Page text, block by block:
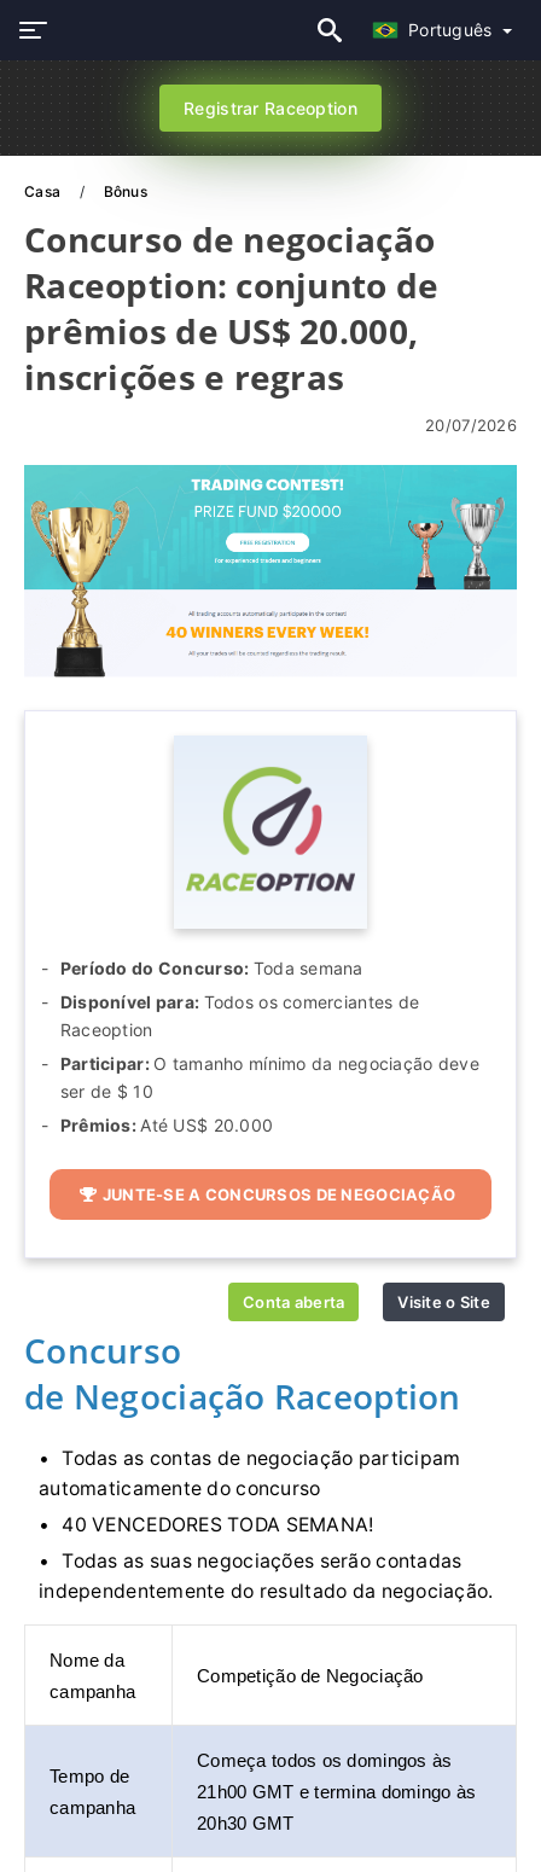
Português
Registrar Raceoption
Casa Bônus
Concurso de negociação
Raceoption: conjunto de
prêmios de US$ 20.000,
inscrições e regras
20/07/2026
Período do Concurso: Toda semana
Disponível para: Todos os comerciantes de
Raceoption
Participar: O tamanho mínimo da negociação deve
ser de $ 10
Prêmios: Até US$ 20.000
JUNTE-SE A CONCURSOS DE NEGOCIAÇÃO
Conta aberta Visite o Site
Concurso
de Negociação Raceoption
Todas as contas de negociação participam
automaticamente do concurso
40 VENCEDORES TODA SEMANA!
Todas as suas negociações serão contadas
independentemente do resultado da negociação.
Nome da
campanha
Competição de Negociação
Tempo de
campanha
Começa todos os domingos às
21h00 GMT e termina domingo às
20h30 GMT